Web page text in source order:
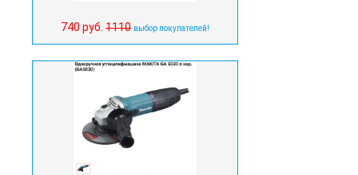
740 руб. 1110 выбор покупателей!